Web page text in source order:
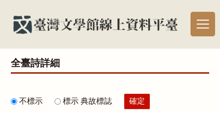
全臺詩詳細
不標示 標示 典故標誌